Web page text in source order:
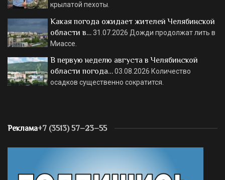
крылатой пехоты.
Какая погода ожидает жителей Челябинской
области в…31.07.2026 Дожди продолжат лить в
Миассе.
В первую неделю августа в Челябинской
области погода…03.08.2026 Количество
осадков существенно сократится.
Реклама+7 (3513) 57–23–55